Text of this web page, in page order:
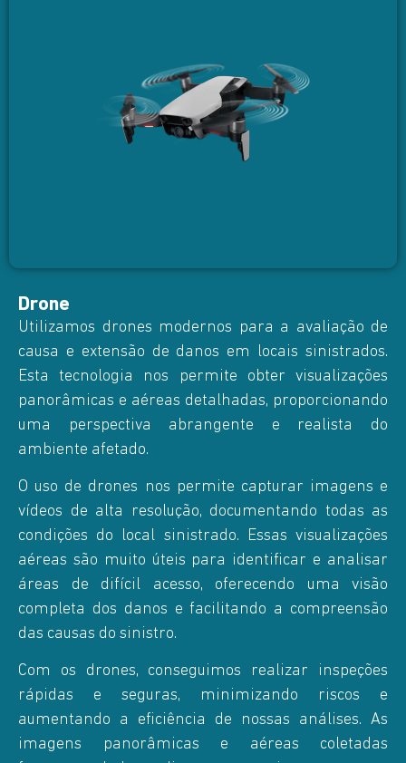
Drone
Utilizamos drones modernos para a avaliação de
causa e extensão de danos em locais sinistrados.
Esta tecnologia nos permite obter visualizações
panorâmicas e aéreas detalhadas, proporcionando
uma perspectiva abrangente e realista do
ambiente afetado.
O uso de drones nos permite capturar imagens e
vídeos de alta resolução, documentando todas as
condições do local sinistrado. Essas visualizações
aéreas são muito úteis para identificar e analisar
áreas de difícil acesso, oferecendo uma visão
completa dos danos e facilitando a compreensão
das causas do sinistro.
Com os drones, conseguimos realizar inspeções
rápidas e seguras, minimizando riscos e
aumentando a eficiência de nossas análises. As
imagens panorâmicas e aéreas coletadas